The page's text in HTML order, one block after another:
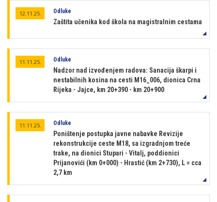
12.11.25. Odluke
Zaštita učenika kod škola na magistralnim cestama
11.11.25. Odluke
Nadzor nad izvođenjem radova: Sanacija škarpi i
nestabilnih kosina na cesti M16_006, dionica Crna
Rijeka - Jajce, km 20+390 - km 20+900
11.11.25. Odluke
Poništenje postupka javne nabavke Revizije
rekonstrukcije ceste M18, sa izgradnjom treće
trake, na dionici Stupari - Vitalj, poddionici
Prijanovići (km 0+000) - Hrastić (km 2+730), L = cca
2,7 km